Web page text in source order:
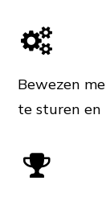
Bewezen
te sturen